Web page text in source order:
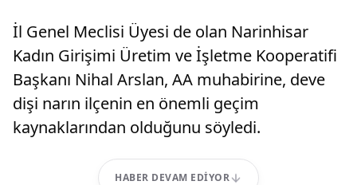
İl Genel Meclisi Üyesi de olan Narinhisar
Kadın Girişimi Üretim ve İşletme Kooperatifi
Başkanı Nihal Arslan, AA muhabirine, deve
dişi narın ilçenin en önemli geçim
kaynaklarından olduğunu söyledi.
HABER DEVAM EDIYOR